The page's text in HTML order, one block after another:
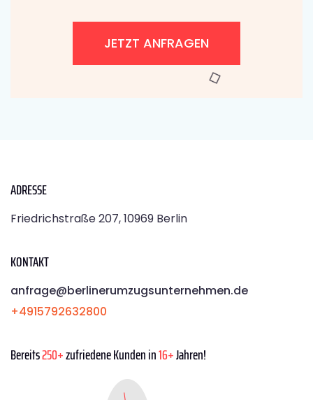
JETZT ANFRAGEN
ADRESSE
Friedrichstraße 207, 10969 Berlin
KONTAKT
anfrage@berlinerumzugsunternehmen.de
+4915792632800
Bereits250+zufriedene Kunden in16+Jahren!